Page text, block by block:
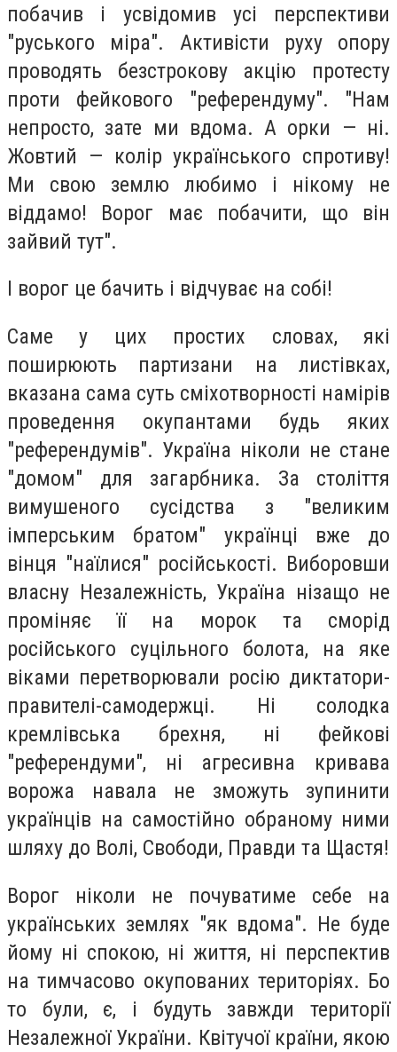
побачив і усвідомив усі перспективи
"руського міра". Активісти руху опору
проводять безстрокову акцію протесту
проти фейкового "референдуму". "Нам
непросто, зате ми вдома. А орки — ні.
Жовтий — колір українського спротиву!
Ми свою землю любимо і нікому не
віддамо! Ворог має побачити, що він
зайвий тут".
І ворог це бачить і відчуває на собі!
Саме у цих простих словах, які
поширюють партизани на листівках,
вказана сама суть сміхотворності намірів
проведення окупантами будь яких
"референдумів". Україна ніколи не стане
"домом" для загарбника. За століття
вимушеного сусідства з "великим
імперським братом" українці вже до
вінця "наїлися" російськості. Виборовши
власну Незалежність, Україна нізащо не
проміняє її на морок та сморід
російського суцільного болота, на яке
віками перетворювали росію диктатори-
правителі-самодержці. Ні солодка
кремлівська брехня, ні фейкові
"референдуми", ні агресивна кривава
ворожа навала не зможуть зупинити
українців на самостійно обраному ними
шляху до Волі, Свободи, Правди та Щастя!
Ворог ніколи не почуватиме себе на
українських землях "як вдома". Не буде
йому ні спокою, ні життя, ні перспектив
на тимчасово окупованих територіях. Бо
то були, є, і будуть завжди території
Незалежної України. Квітучої країни, якою